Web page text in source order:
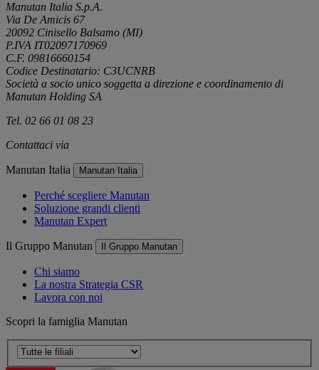
Manutan Italia S.p.A.
Via De Amicis 67
20092 Cinisello Balsamo (MI)
P.IVA IT02097170969
C.F. 09816660154
Codice Destinatario: C3UCNRB
Società a socio unico soggetta a direzione e coordinamento di
Manutan Holding SA
Tel. 02 66 01 08 23
Contattaci via
Manutan Italia Manutan Italia
Perché scegliere Manutan
Soluzione grandi clienti
Manutan Expert
Il Gruppo Manutan Il Gruppo Manutan
Chi siamo
La nostra Strategia CSR
Lavora con noi
Scopri la famiglia Manutan